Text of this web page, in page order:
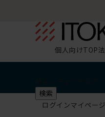
個人向けTOP
検索
ログインマイページ